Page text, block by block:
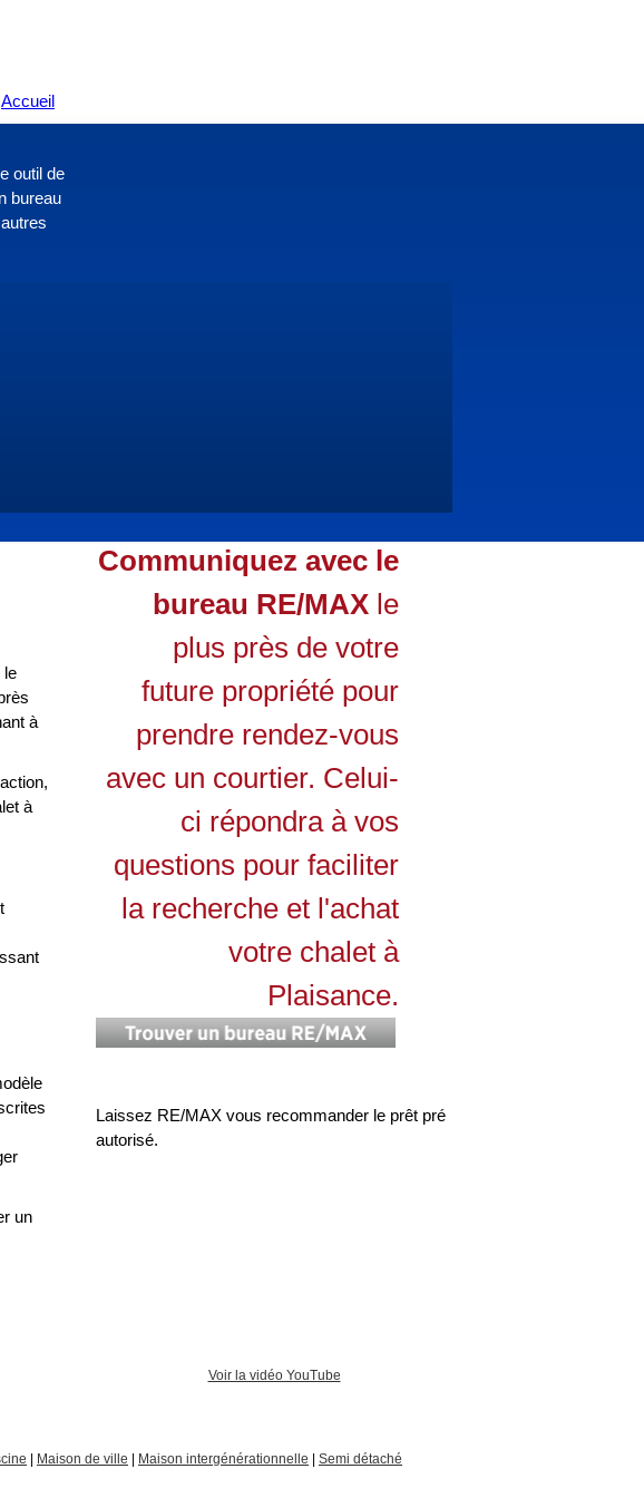
Accueil
outil de
bureau
le
à
à
un
Communiquez avec le
bureau RE/MAX le
plus près de votre
future propriété pour
prendre rendez-vous
avec un courtier. Celui-
ci répondra à vos
questions pour faciliter
la recherche et l'achat
votre chalet à
Plaisance.
Laissez RE/MAX vous recommander le prêt pré
autorisé.
Voir la vidéo YouTube
Maison de ville Maison intergénérationnelle
Semi détaché